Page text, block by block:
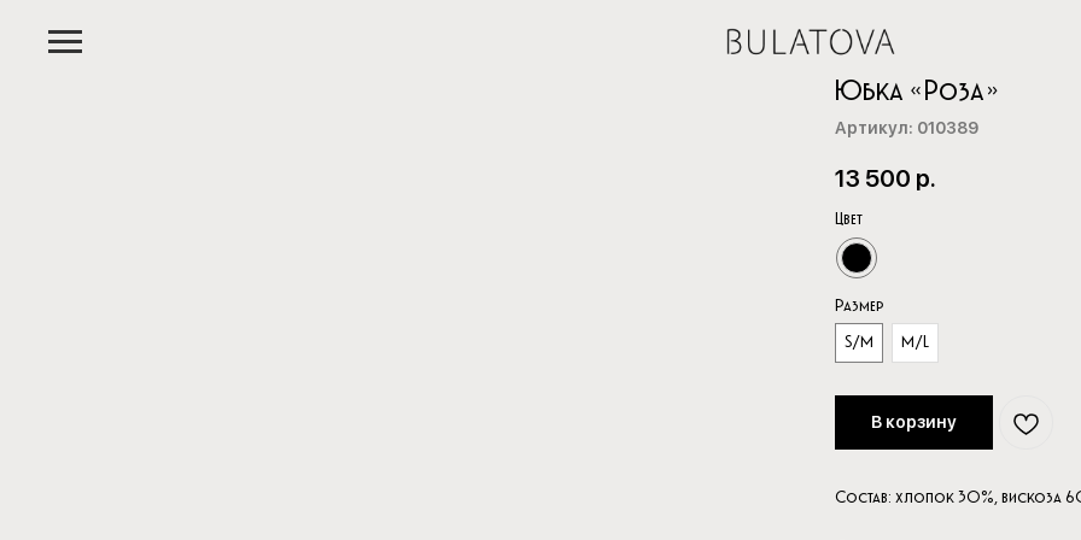
Юбка «Роза»
Артикул: 010389
13 500 р.
Цвет
Размер
S/M M/L
В корзину
Состав: хлопок 30%, вискоза